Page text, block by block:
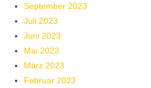
September 2023
Juli 2023
Juni 2023
Mai 2023
März 2023
Februar 2023